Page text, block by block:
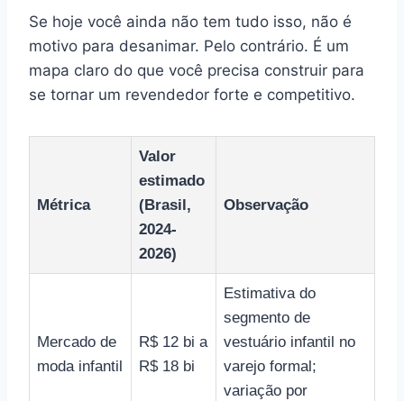
Se hoje você ainda não tem tudo isso, não é
motivo para desanimar. Pelo contrário. É um
mapa claro do que você precisa construir para
se tornar um revendedor forte e competitivo.
Métrica
Valor
estimado
(Brasil,
2024-
2026)
Observação
Mercado de
moda infantil
R$ 12 bi a
R$ 18 bi
Estimativa do
segmento de
vestuário infantil no
varejo formal;
variação por